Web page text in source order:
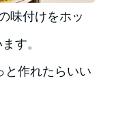
味付けをホッ
す。
作れたらいい